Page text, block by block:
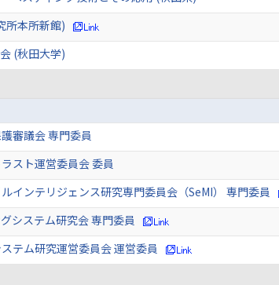
所本所新館)
(秋田大学)
審議会 専門委員
スト運営委員会 委員
インテリジェンス研究専門委員会（SeMI） 専門委員
システム研究会 専門委員
テム研究運営委員会 運営委員